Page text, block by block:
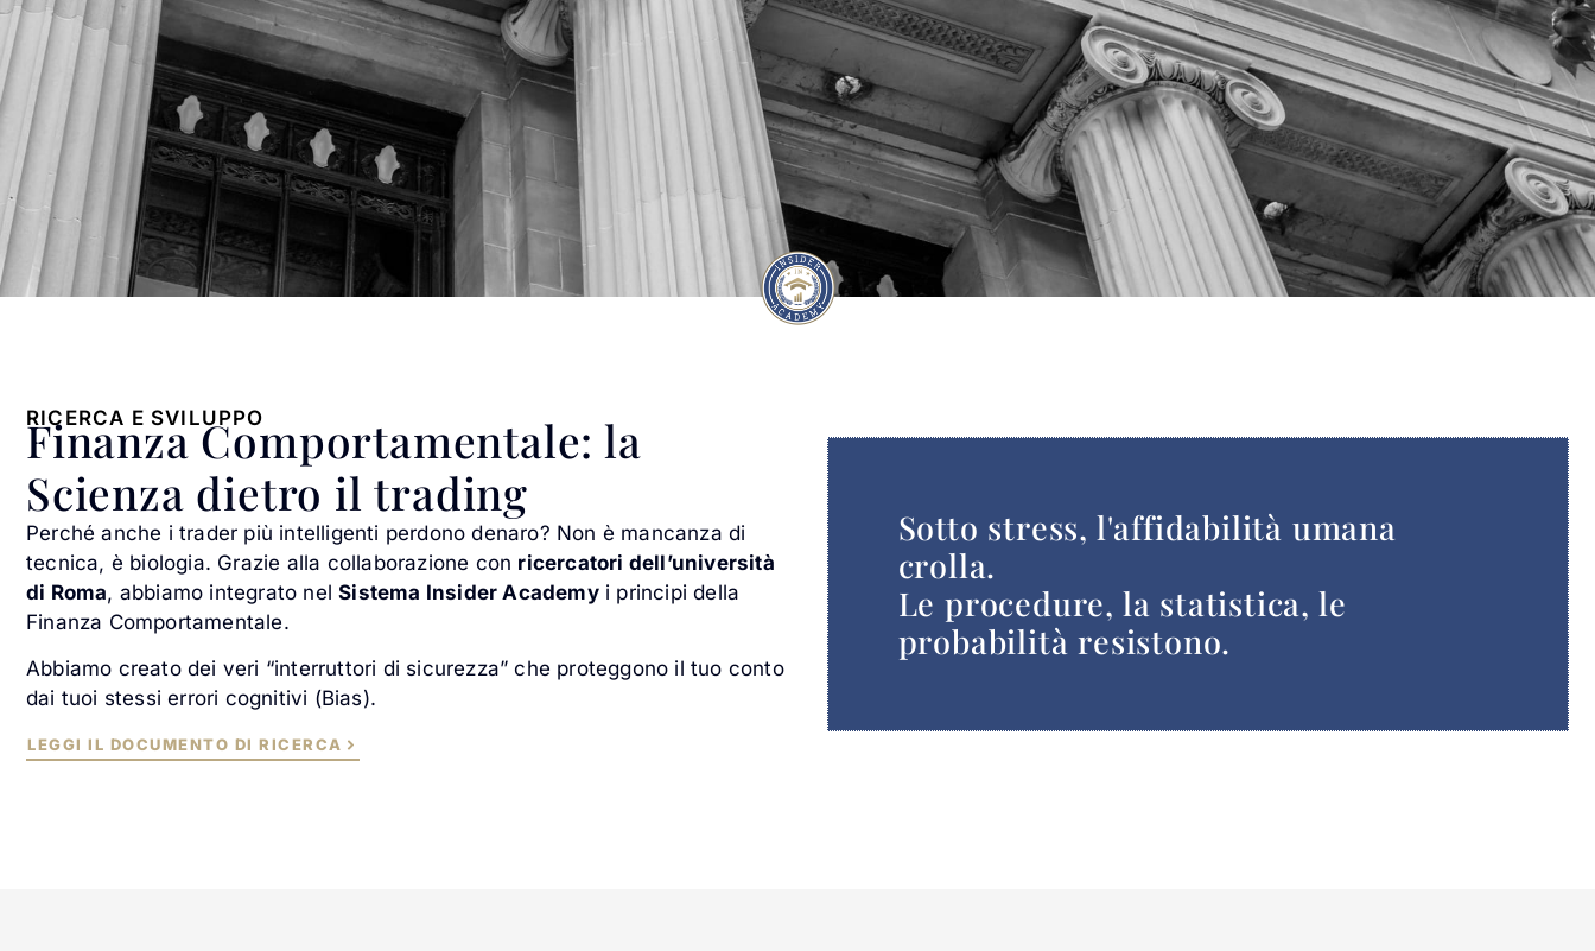
RICERCA E SVILUPPO
Finanza Comportamentale: la
Scienza dietro il trading
Perché anche i trader più intelligenti perdono denaro? Non è mancanza di
tecnica, è biologia. Grazie alla collaborazione con ricercatori dell’università
di Roma, abbiamo integrato nelSistema Insider Academyi principi della
Finanza Comportamentale.
Abbiamo creato dei veri “interruttori di sicurezza” che proteggono il tuo conto
dai tuoi stessi errori cognitivi (Bias).
LEGGI IL DOCUMENTO DI RICERCA
Sotto stress, l'affidabilità umana
crolla.
Le procedure, la statistica, le
probabilità resistono.